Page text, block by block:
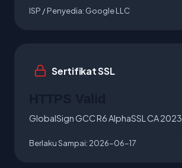
ISP / Penyedia: Google LLC
Sertifikat SSL
GlobalSign GCC R6 AlphaSSL CA 2023
Berlaku Sampai: 2026-06-17